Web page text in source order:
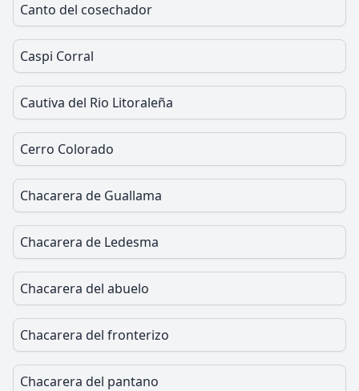
Canto del cosechador
Caspi Corral
Cautiva del Rio Litoraleña
Cerro Colorado
Chacarera de Guallama
Chacarera de Ledesma
Chacarera del abuelo
Chacarera del fronterizo
Chacarera del pantano